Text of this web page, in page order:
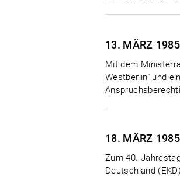
13. MÄRZ 1985
Mit dem
Westberlin" und
18. MÄRZ 1985
Zum 40.
Deutschland